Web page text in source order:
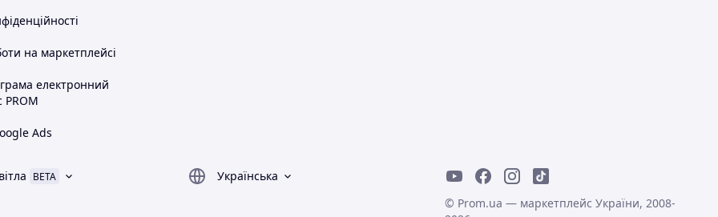
на маркетплейсі
електронний
PROM
Ads
BETA
Українська
© Prom.ua — маркетплейс України, 2008-